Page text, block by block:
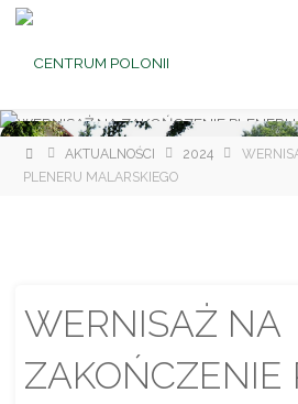
Rekreacji
w Brniu
Strona
główna
AKTUALNOŚCI 2024
PLENERU MALARSKIEGO
WERNISAŻ NA
ZAKOŃCZENIE